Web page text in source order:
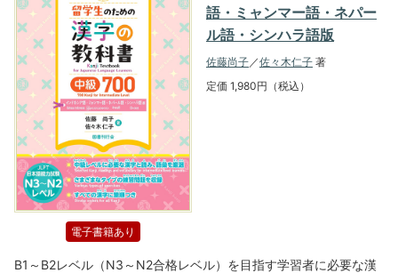
電子書籍あり
語・ミャンマー語・ネパー
ル語・シンハラ語版
佐藤尚子／佐々木仁子 著
定価 1,980円（税込）
B1～B2レベル（N3～N2合格レベル）を目指す学習者に必要な漢